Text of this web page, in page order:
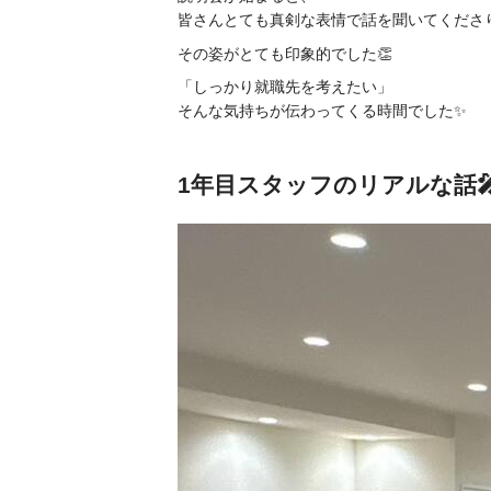
皆さんとても真剣な表情で話を聞いてくだ
その姿がとても印象的でした👏
「しっかり就職先を考えたい」
そんな気持ちが伝わってくる時間でした✨
1年目スタッフのリアルな話